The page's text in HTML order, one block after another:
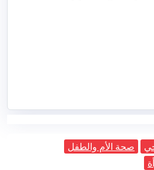
صحة الأم والطفل